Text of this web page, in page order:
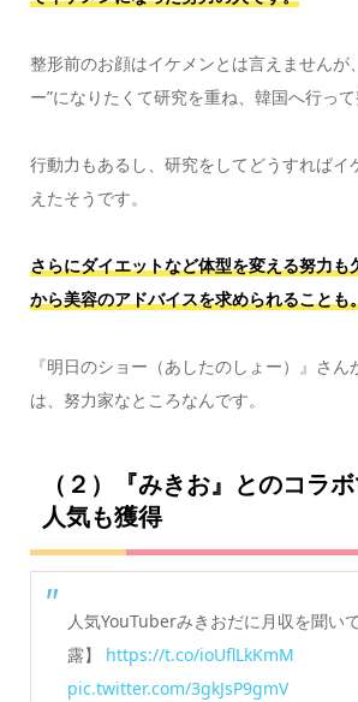
整形前のお顔はイケメンとは言えませんが
ー”になりたくて研究を重ね、韓国へ行って
行動力もあるし、研究をしてどうすればイ
えたそうです。
さらにダイエットなど体型を変える努力も
から美容のアドバイスを求められることも
『明日のショー（あしたのしょー）』さ
は、努力家なところなんです。
（２）『みきお』とのコラ
人気も獲得
人気YouTuberみきおだに月収を聞い
露】 https://t.co/ioUflLkKmM
pic.twitter.com/3gkJsP9gmV